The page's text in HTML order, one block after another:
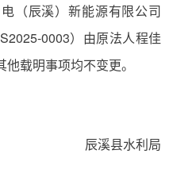
（辰溪）新能源有限公司
0003）由原法人程佳
载明事项均不变更。
辰溪县水利局